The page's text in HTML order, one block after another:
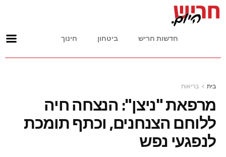
חדשות חריש ביטחון חינוך
בית בריאות
מרפאת "ניצן": הנצחה חיה
ללוחם הצנחנים, וכתף תומכת
לנפגעי נפש